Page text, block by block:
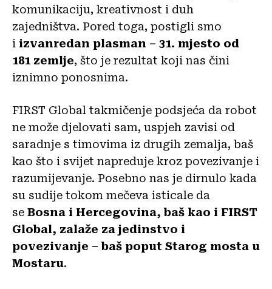
komunikaciju, kreativnost i duh
zajedništva. Pored toga, postigli smo
i izvanredan plasman – 31. mjesto od
181 zemlje, što je rezultat koji nas čini
iznimno ponosnima.
FIRST Global takmičenje podsjeća da robot
ne može djelovati sam, uspjeh zavisi od
saradnje s timovima iz drugih zemalja, baš
kao što i svijet napreduje kroz povezivanje i
razumijevanje. Posebno nas je dirnulo kada
su sudije tokom mečeva isticale da
se Bosna i Hercegovina, baš kao i FIRST
Global, zalaže za jedinstvo i
povezivanje – baš poput Starog mosta u
Mostaru.